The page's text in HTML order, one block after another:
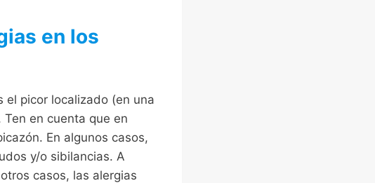
en los
el picor localizado (en una
en cuenta que en
En algunos casos,
y/o sibilancias. A
casos, las alergias